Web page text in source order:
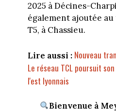
2025 à Décines-
également ajoutée
T5, à Chassieu.
Lire aussi : Nouveau
Le réseau TCL poursuit
l'est lyonnais
Bienvenue à